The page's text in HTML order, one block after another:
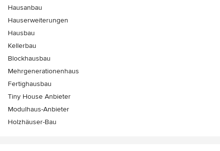
Hausanbau
Hauserweiterungen
Hausbau
Kellerbau
Blockhausbau
Mehrgenerationenhaus
Fertighausbau
Tiny House Anbieter
Modulhaus-Anbieter
Holzhäuser-Bau